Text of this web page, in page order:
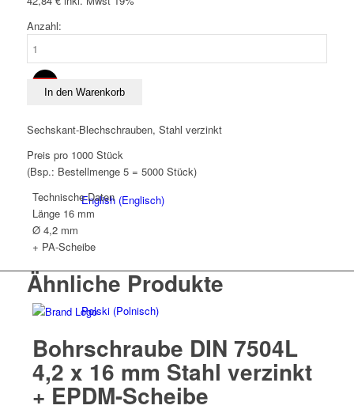
Deutsch
English(Englisch)
Polski(Polnisch)
Anzahl:
7504L
16
Stahl
verzinkt
PA-
Scheibe
Menge
In den Warenkorb
Sechskant-Blechschrauben, Stahl verzinkt
Preis pro 1000 Stück
(Bsp.: Bestellmenge 5 = 5000 Stück)
Technische Daten
Länge 16 mm
Ø 4,2 mm
+ PA-Scheibe
Ähnliche Produkte
Bohrschraube DIN 7504L
4,2 x 16 mm Stahl verzinkt
+ EPDM-Scheibe